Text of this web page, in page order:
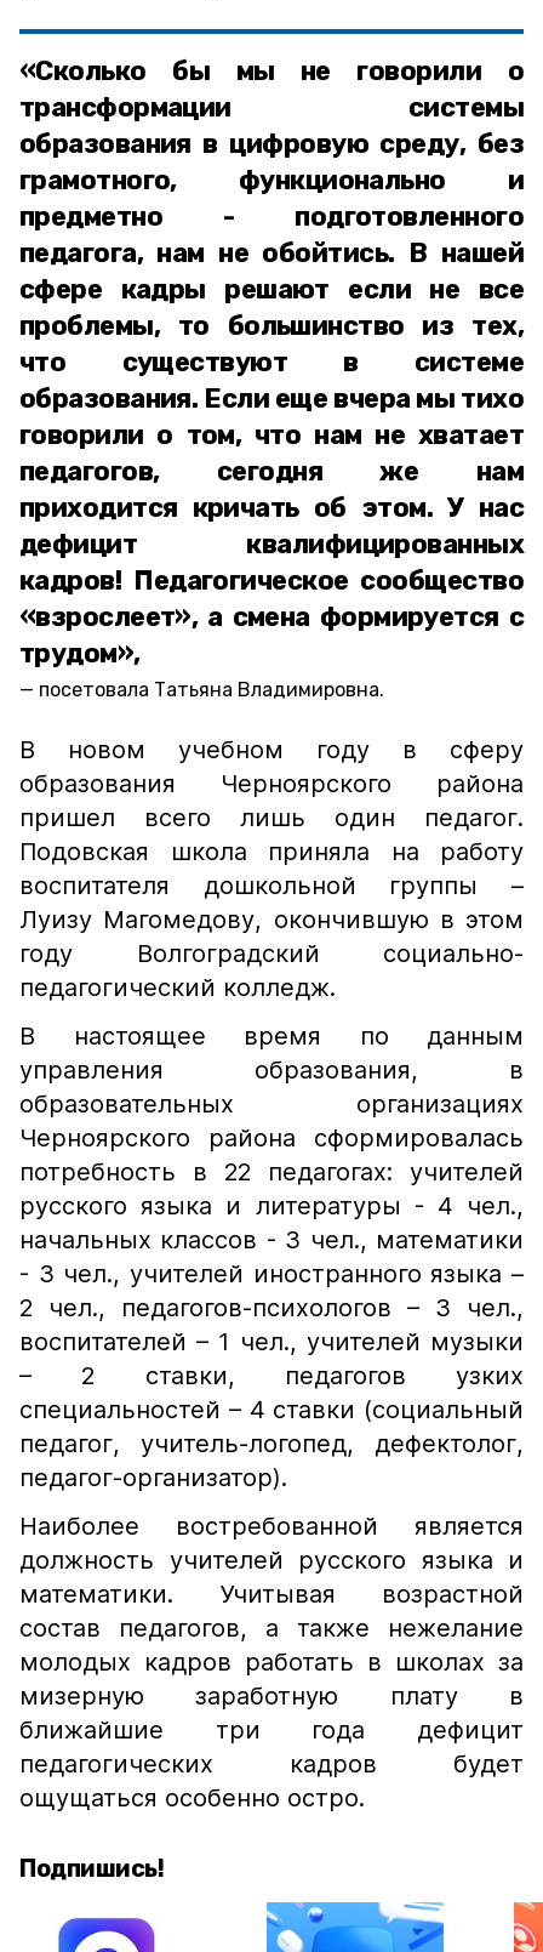
«Сколько бы мы не говорили о
трансформации системы
образования в цифровую среду, без
грамотного, функционально и
предметно - подготовленного
педагога, нам не обойтись. В нашей
сфере кадры решают если не все
проблемы, то большинство из тех,
что существуют в системе
образования. Если еще вчера мы тихо
говорили о том, что нам не хватает
педагогов, сегодня же нам
приходится кричать об этом. У нас
дефицит квалифицированных
кадров! Педагогическое сообщество
«взрослеет», а смена формируется с
трудом»,
посетовала Татьяна Владимировна.
В новом учебном году в сферу
образования Черноярского района
пришел всего лишь один педагог.
Подовская школа приняла на работу
воспитателя дошкольной группы –
Луизу Магомедову, окончившую в этом
году Волгоградский социально-
педагогический колледж.
В настоящее время по данным
управления образования, в
образовательных организациях
Черноярского района сформировалась
потребность в 22 педагогах: учителей
русского языка и литературы - 4 чел.,
начальных классов - 3 чел., математики
- 3 чел., учителей иностранного языка –
2 чел., педагогов-психологов – 3 чел.,
воспитателей – 1 чел., учителей музыки
– 2 ставки, педагогов узких
специальностей – 4 ставки (социальный
педагог, учитель-логопед, дефектолог,
педагог-организатор).
Наиболее востребованной является
должность учителей русского языка и
математики. Учитывая возрастной
состав педагогов, а также нежелание
молодых кадров работать в школах за
мизерную заработную плату в
ближайшие три года дефицит
педагогических кадров будет
ощущаться особенно остро.
Подпишись!